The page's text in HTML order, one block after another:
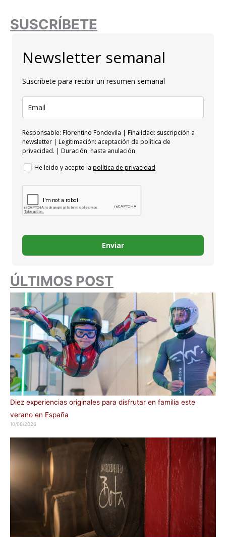
SUSCRÍBETE
Newsletter semanal
Suscríbete para recibir un resumen semanal
Responsable: Florentino Fondevila | Finalidad: suscripción a
newsletter | Legitimación: aceptación de política de
privacidad. | Duración: hasta anulación
He leido y acepto la política de privacidad
Enviar
ÚLTIMOS POST
Diez experiencias originales para disfrutar en familia este
verano en España
10/08/2026